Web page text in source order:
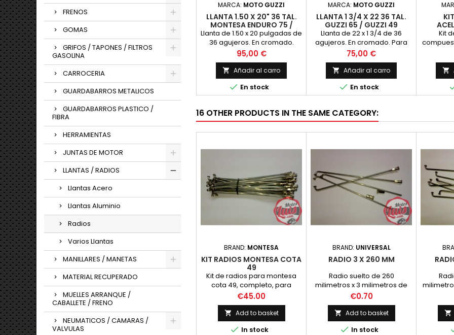
FRENOS
GOMAS
GRIFOS / TAPONES / FILTROS
GASOLINA
CARROCERIA
GUARDABARROS METALICOS
GUARDABARROS PLASTICO /
FIBRA
HERRAMIENTAS
JUNTAS DE MOTOR
LLANTAS / RADIOS
Llantas Acero
Llantas Aluminio
Radios
Varios Llantas
MANILLARES / MANETAS
MATERIAL RECUPERADO
MUELLES ARRANQUE /
CABALLETE / FRENO
NEUMATICOS / CAMARAS /
VALVULAS
MARCA: MOTO GUZZI
LLANTA 1.50 X 20" 36 TAL.
MONTESA ENDURO 75 /
COTA 74 / GUZZI 73
Llanta de 1.50 x 20 pulgadas de
36 agujeros. En cromado.
Para Guzzi 73
Precio
95,00 €
 Añadir al carro
 En stock
MARCA: MOTO GUZZI
LLANTA 1 3/4 X 22 36 TAL.
GUZZI 65 / GUZZI 49
Llanta de 22 x 1 3/4 de 36
agujeros. En cromado. Para
Guzzi 65 y 49
Precio
75,00 €
 Añadir al carro
 En stock
Kit
camisa
Cable
de
1 kit

16 OTHER PRODUCTS IN THE SAME CATEGORY:
BRAND: MONTESA
KIT RADIOS MONTESA COTA
49
Kit de radios para montesa
cota 49, completo, para
rueda delantera y trasera
Price
€45.00
 Add to basket
 In stock
BRAND: UNIVERSAL
RADIO 3 X 260 MM
Radio suelto de 260
milimetros x 3 milimetros de
grosor, con la cabecilla a 90
grados
Price
€0.70
 Add to basket
 In stock
grosor,
